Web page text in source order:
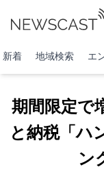
新着 地域検索 エ
期間限定で
と納税「ハ
ン